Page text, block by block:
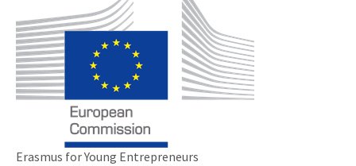
Erasmus for Young Entrepreneurs